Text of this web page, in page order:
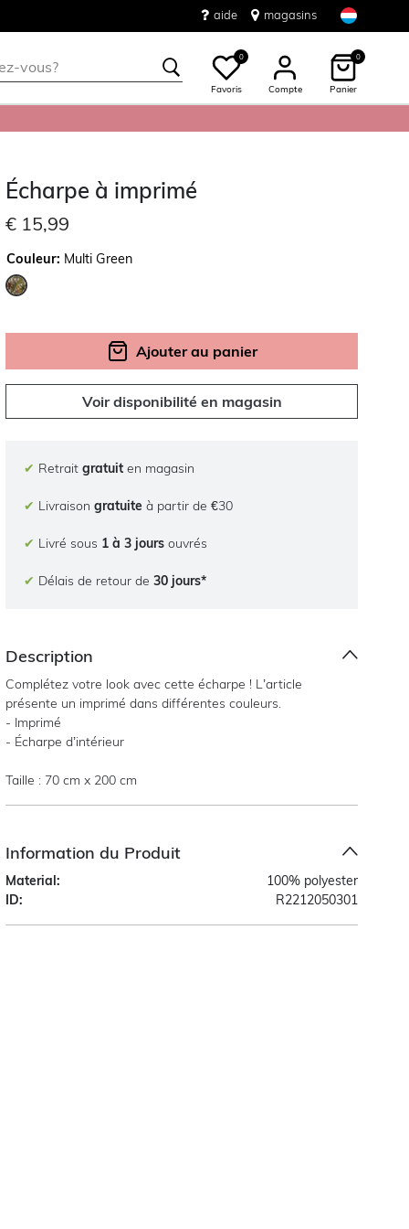
aide magasins
0
Favoris Compte
0
Panier
Écharpe à imprimé
€ 15,99
Couleur: Multi Green
Ajouter au panier
Voir disponibilité en magasin
✔ Retraitgratuit en magasin
✔ Livraisongratuite à partir de €30
✔ Livré sous 1 à 3 jours ouvrés
✔ Délais de retour de30 jours*
Description
Complétez votre look avec cette écharpe ! L’article
présente un imprimé dans différentes couleurs.
- Imprimé
- Écharpe d’intérieur
Taille : 70 cm x 200 cm
Information du Produit
Material:
100% polyester
ID:
R2212050301